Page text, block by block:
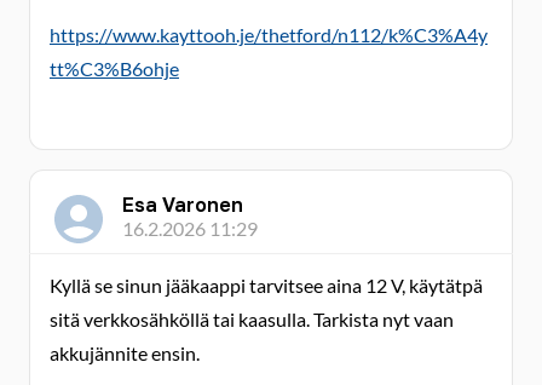
https://www.kayttooh.je/thetford/n112/k%C3%A4y
tt%C3%B6ohje
Esa Varonen
16.2.2026 11:29
Kyllä se sinun jääkaappi tarvitsee aina 12 V, käytätpä
sitä verkkosähköllä tai kaasulla. Tarkista nyt vaan
akkujännite ensin.